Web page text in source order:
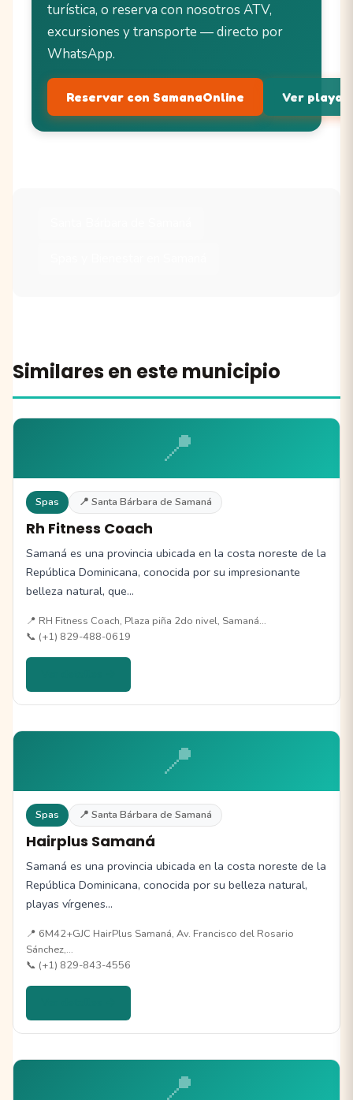
turística, o reserva con nosotros ATV,
excursiones y transporte — directo por
WhatsApp.
Reservar con SamanaOnline Ver playas
Similares en este municipio
📍
Spas 📍 Santa Bárbara de Samaná
Rh Fitness Coach
Samaná es una provincia ubicada en la costa noreste de la
República Dominicana, conocida por su impresionante
belleza natural, que…
📍 RH Fitness Coach, Plaza piña 2do nivel, Samaná…
📞 (+1) 829-488-0619
📍
Spas 📍 Santa Bárbara de Samaná
Hairplus Samaná
Samaná es una provincia ubicada en la costa noreste de la
República Dominicana, conocida por su belleza natural,
playas vírgenes…
📍 6M42+GJC HairPlus Samaná, Av. Francisco del Rosario
Sánchez,…
📞 (+1) 829-843-4556
📍